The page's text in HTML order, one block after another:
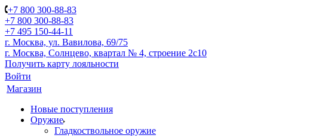
+7 800 300-88-83
+7 800 300-88-83
+7 495 150-44-11
г. Москва, ул. Вавилова, 69/75
г. Москва, Солнцево, квартал № 4, строение 2с10
Получить карту лояльности
Войти
Магазин
Новые поступления
Оружие
Гладкоствольное оружие